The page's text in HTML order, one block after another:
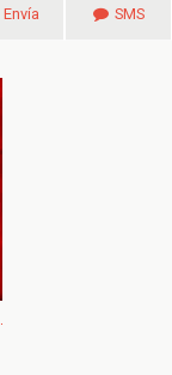
Envía SMS